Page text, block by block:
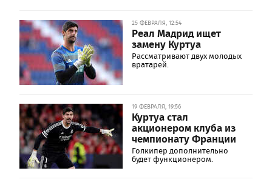
25 ФЕВРАЛЯ, 12:54
Реал Мадрид ищет
замену Куртуа
Рассматривают двух молодых
вратарей.
19 ФЕВРАЛЯ, 19:56
Куртуа стал
акционером клуба из
чемпионату Франции
Голкипер дополнительно
будет функционером.